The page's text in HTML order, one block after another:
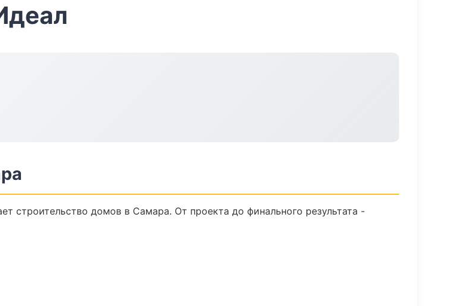
строительство домов в Самара. От проекта до финального результата -